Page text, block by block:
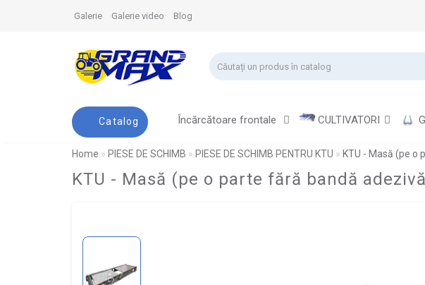
Galerie Galerie video Blog
Catalog Încărcătoare frontale CULTIVATORI
Home PIESE DE SCHIMB PIESE DE SCHIMB PENTRU KTU KTU - Masă (pe o
KTU - Masă (pe o parte fără bandă